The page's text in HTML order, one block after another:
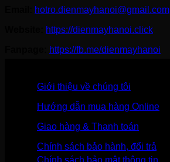
hotro.dienmayhanoi@gmail.com
https://dienmayhanoi.click
https://fb.me/dienmayhanoi
Giới thiệu về chúng tôi
Hướng dẫn mua hàng Online
Giao hàng & Thanh toán
Chính sách bảo hành, đổi trả
Chính sách bảo mật thông tin